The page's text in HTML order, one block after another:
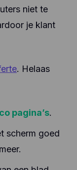
niet te
je klant
. Helaas
pagina’s.
scherm goed